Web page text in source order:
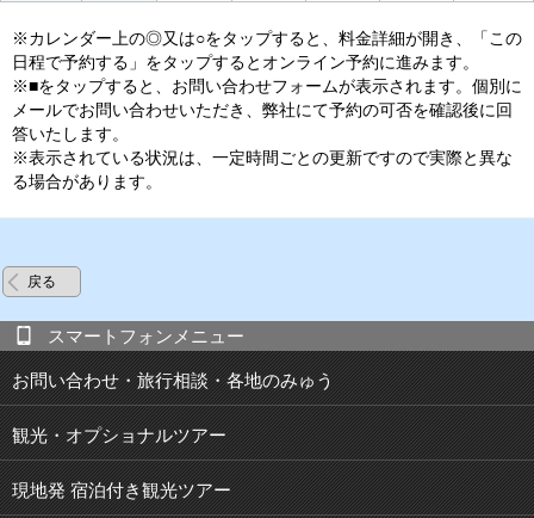
※カレンダー上の◎又は○をタップすると、料金詳細が開き、「この
日程で予約する」をタップするとオンライン予約に進みます。
※■をタップすると、お問い合わせフォームが表示されます。個別に
メールでお問い合わせいただき、弊社にて予約の可否を確認後に回
答いたします。
※表示されている状況は、一定時間ごとの更新ですので実際と異な
る場合があります。
戻る
スマートフォンメニュー
お問い合わせ・旅行相談・各地のみゅう
観光・オプショナルツアー
現地発 宿泊付き観光ツアー